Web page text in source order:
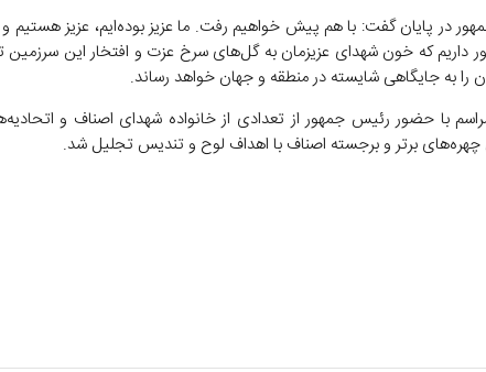
در پایان گفت: با هم پیش خواهیم رفت. ما عزیز بوده‌ایم، عزیز هستیم و
داریم که خون شهدای عزیزمان به گل‌های سرخ عزت و افتخار این سرزمین
را به جایگاهی شایسته در منطقه و جهان خواهد رساند.
با حضور رئیس جمهور از تعدادی از خانواده شهدای اصناف و
برتر و برجسته اصناف با اهداف لوح و تندیس تجلیل شد.